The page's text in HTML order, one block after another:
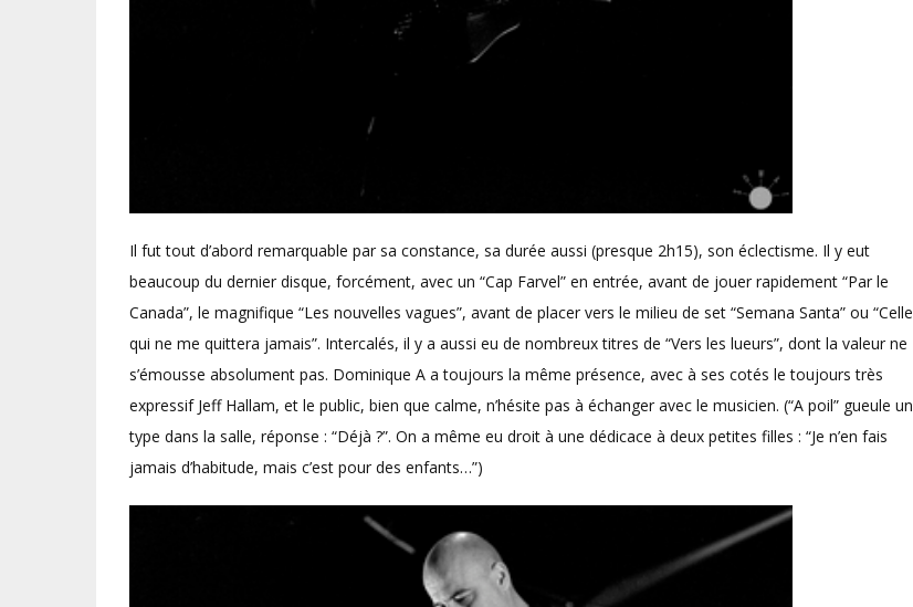
Il fut tout d’abord remarquable par sa constance, sa durée aussi (presque 2h15), son éclectisme. Il y eut
beaucoup du dernier disque, forcément, avec un “Cap Farvel” en entrée, avant de jouer rapidement “Par le
Canada”, le magnifique “Les nouvelles vagues”, avant de placer vers le milieu de set “Semana Santa” ou “Celle
qui ne me quittera jamais”. Intercalés, il y a aussi eu de nombreux titres de “Vers les lueurs”, dont la valeur ne
s’émousse absolument pas. Dominique A a toujours la même présence, avec à ses cotés le toujours très
expressif Jeff Hallam, et le public, bien que calme, n’hésite pas à échanger avec le musicien. (“A poil” gueule un
type dans la salle, réponse : “Déjà ?”. On a même eu droit à une dédicace à deux petites filles : “Je n’en fais
jamais d’habitude, mais c’est pour des enfants…”)